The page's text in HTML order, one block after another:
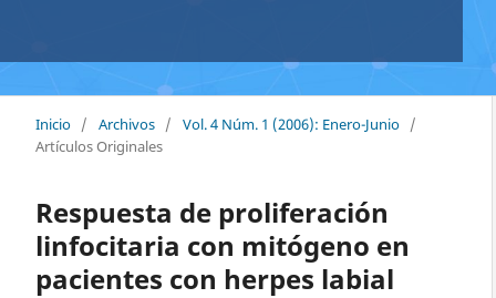
Inicio / Archivos / Vol. 4 Núm. 1 (2006): Enero-Junio /
Artículos Originales
Respuesta de proliferación
linfocitaria con mitógeno en
pacientes con herpes labial